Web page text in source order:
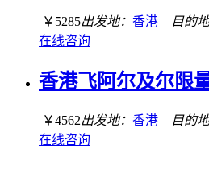
￥5285出发地： 香港 - 目的地
在线咨询
香港飞阿尔及尔限
￥4562出发地： 香港 - 目的地
在线咨询